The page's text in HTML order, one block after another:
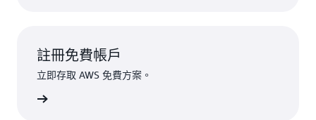
註冊免費帳戶
立即存取 AWS 免費方案。